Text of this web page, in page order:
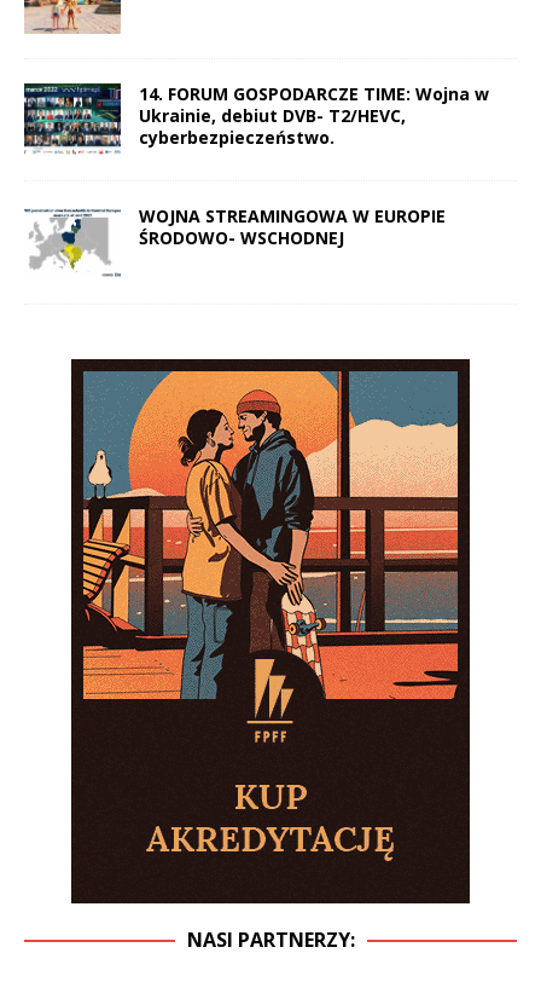
14. FORUM GOSPODARCZE TIME: Wojna w
Ukrainie, debiut DVB- T2/HEVC,
cyberbezpieczeństwo.
WOJNA STREAMINGOWA W EUROPIE
ŚRODOWO- WSCHODNEJ
NASI PARTNERZY: